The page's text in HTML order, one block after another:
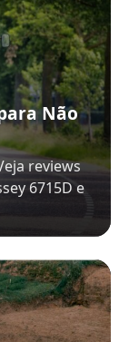
Não
reviews
6715D e